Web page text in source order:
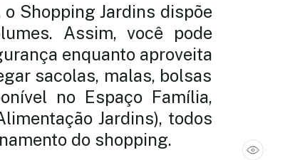
Shopping Jardins dispõe
Assim, você pode
enquanto aproveita
sacolas, malas, bolsas
no Espaço Família,
Jardins), todos
do shopping.